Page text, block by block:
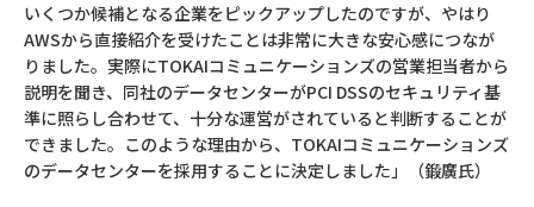
いくつか候補となる企業をピックアップしたのですが、やはり
AWSから直接紹介を受けたことは非常に大きな安心感につなが
りました。実際にTOKAIコミュニケーションズの営業担当者から
説明を聞き、同社のデータセンターがPCI DSSのセキュリティ基
準に照らし合わせて、十分な運営がされていると判断することが
できました。このような理由から、TOKAIコミュニケーションズ
のデータセンターを採用することに決定しました」（鍛廣氏）